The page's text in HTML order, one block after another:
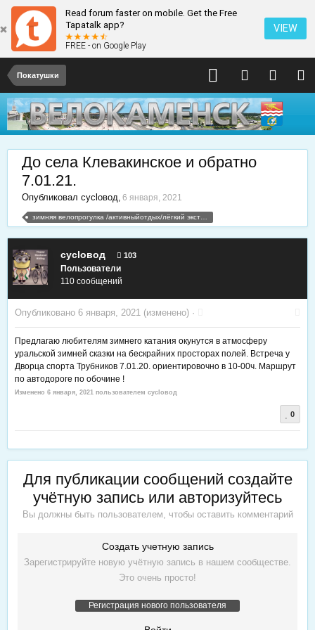
Read forum faster on mobile. Get the Free
Tapatalk app?
FREE - on Google Play
VIEW
Покатушки
До села Клевакинское и обратно
7.01.21.
Опубликовал cycloвод, 6 января, 2021
cycloвод 103
Пользователи
110 сообщений
Опубликовано 6 января, 2021 (изменено) ·
Предлагаю любителям зимнего катания окунутся в атмосферу
уральской зимней сказки на бескрайних просторах полей. Встреча у
Дворца спорта Трубников 7.01.20. ориентировочно в 10-00ч. Маршрут
по автодороге по обочине !
Изменено 6 января, 2021 пользователем cycloвод
0
Для публикации сообщений создайте
учётную запись или авторизуйтесь
Вы должны быть пользователем, чтобы оставить комментарий
Создать учетную запись
Зарегистрируйте новую учётную запись в нашем сообществе.
Это очень просто!
Регистрация нового пользователя